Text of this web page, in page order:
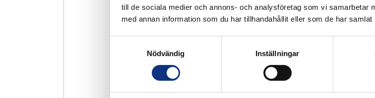
till de sociala medier och annons- och analysföretag som vi samarbetar
med annan information som du har tillhandahållit eller som de har
Nödvändig
Inställningar